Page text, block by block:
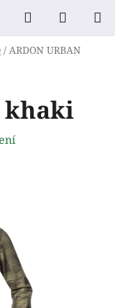
Hledat
KOŠÍK
/ ARDON URBAN
khaki